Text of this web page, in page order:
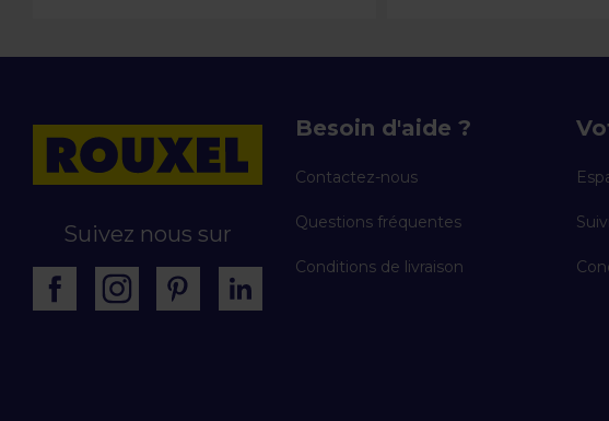
Suivez nous sur
Besoin d'aide ?
Contactez-nous
Questions fréquentes
Conditions de livraison